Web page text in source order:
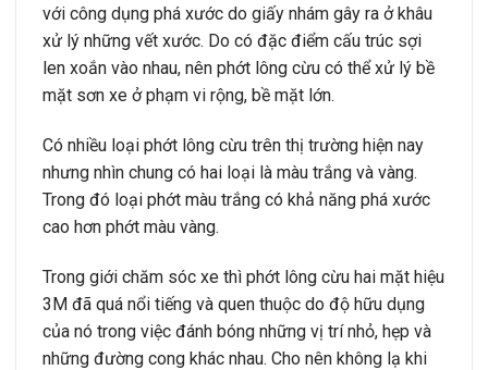
với công dụng phá xước do giấy nhám gây ra ở khâu
xử lý những vết xước. Do có đặc điểm cấu trúc sợi
len xoắn vào nhau, nên phớt lông cừu có thể xử lý bề
mặt sơn xe ở phạm vi rộng, bề mặt lớn.
Có nhiều loại phớt lông cừu trên thị trường hiện nay
nhưng nhìn chung có hai loại là màu trắng và vàng.
Trong đó loại phớt màu trắng có khả năng phá xước
cao hơn phớt màu vàng.
Trong giới chăm sóc xe thì phớt lông cừu hai mặt hiệu
3M đã quá nổi tiếng và quen thuộc do độ hữu dụng
của nó trong việc đánh bóng những vị trí nhỏ, hẹp và
những đường cong khác nhau. Cho nên không lạ khi